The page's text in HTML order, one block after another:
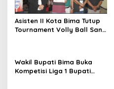
Asisten II Kota Bima Tutup
Tournament Volly Ball Santi
Wakil Bupati Bima Buka
Kompetisi Liga 1 Bupati